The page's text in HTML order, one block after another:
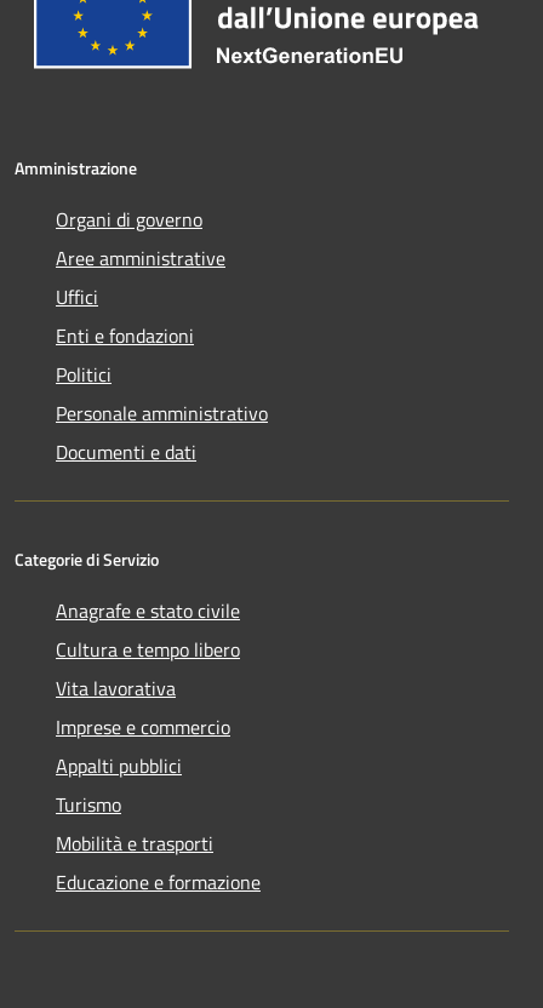
Amministrazione
Organi di governo
Aree amministrative
Uffici
Enti e fondazioni
Politici
Personale amministrativo
Documenti e dati
Categorie di Servizio
Anagrafe e stato civile
Cultura e tempo libero
Vita lavorativa
Imprese e commercio
Appalti pubblici
Turismo
Mobilità e trasporti
Educazione e formazione